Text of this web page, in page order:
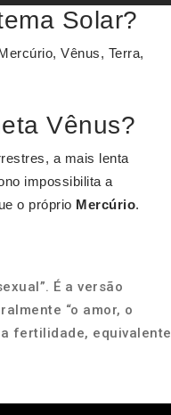
Solar?
Vênus, Terra,
Vênus?
a mais lenta
impossibilita a
o próprio Mercúrio.
É a versão
“o amor, o
fertilidade, equivalente